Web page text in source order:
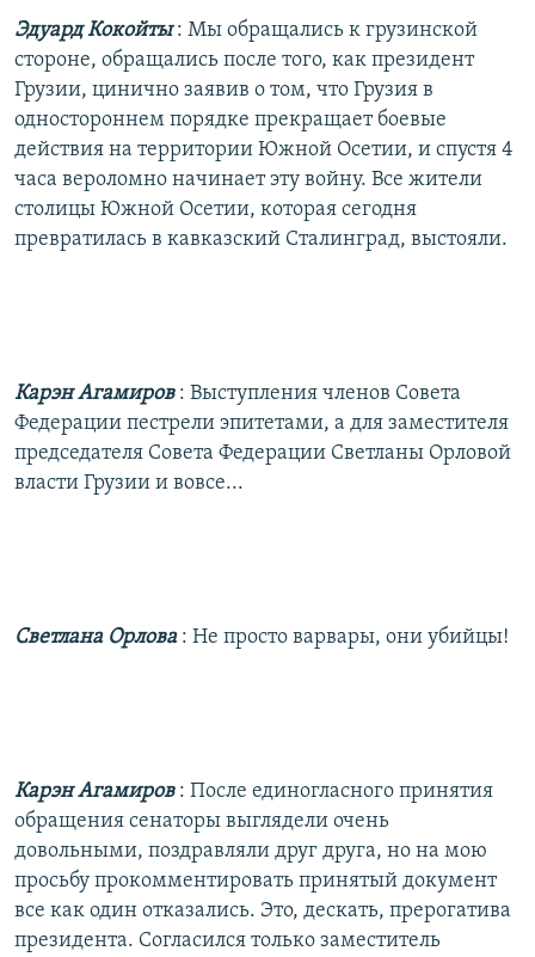
Эдуард Кокойты: Мы обращались к грузинской
стороне, обращались после того, как президент
Грузии, цинично заявив о том, что Грузия в
одностороннем порядке прекращает боевые
действия на территории Южной Осетии, и спустя 4
часа вероломно начинает эту войну. Все жители
столицы Южной Осетии, которая сегодня
превратилась в кавказский Сталинград, выстояли.
Карэн Агамиров : Выступления членов Совета
Федерации пестрели эпитетами, а для заместителя
председателя Совета Федерации Светланы Орловой
власти Грузии и вовсе...
Светлана Орлова : Не просто варвары, они убийцы!
Карэн Агамиров : После единогласного принятия
обращения сенаторы выглядели очень
довольными, поздравляли друг друга, но на мою
просьбу прокомментировать принятый документ
все как один отказались. Это, дескать, прерогатива
президента. Согласился только заместитель